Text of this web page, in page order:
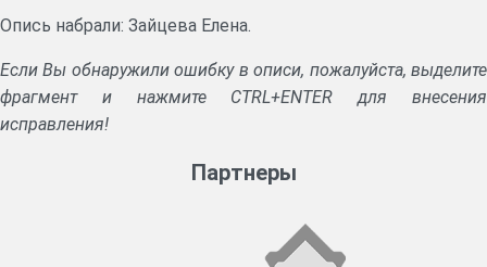
Опись набрали: Зайцева Елена.
Если Вы обнаружили ошибку в описи, пожалуйста, выделите
фрагмент и нажмите CTRL+ENTER для внесения
исправления!
Партнеры